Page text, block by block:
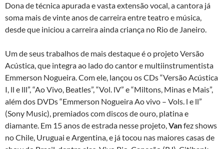
Dona de técnica apurada e vasta extensão vocal, a cantora já
soma mais de vinte anos de carreira entre teatro e música,
desde que iniciou a carreira ainda criança no Rio de Janeiro.
Um de seus trabalhos de mais destaque é o projeto Versão
Acústica, que integra ao lado do cantor e multiinstrumentista
Emmerson Nogueira. Com ele, lançou os CDs “Versão Acústica
I, ll e lll”, “Ao Vivo, Beatles”, “Vol. lV” e “Miltons, Minas e Mais”,
além dos DVDs “Emmerson Nogueira Ao vivo – Vols. l e ll”
(Sony Music), premiados com discos de ouro, platina e
diamante. Em 15 anos de estrada nesse projeto,Vanfez shows
no Chile, Uruguai e Argentina, e já tocou nas maiores casas de